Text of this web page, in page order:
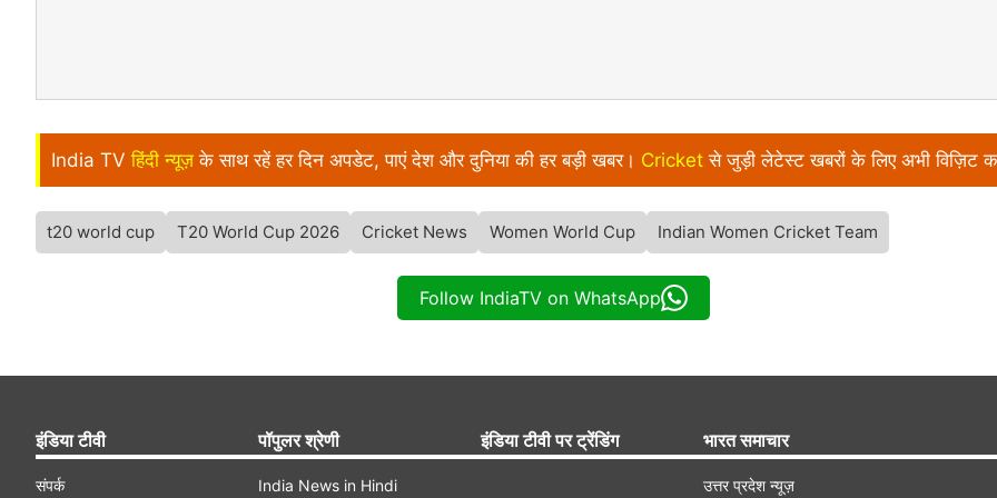
India TV हिंदी न्यूज़ के साथ रहें हर दिन अपडेट, पाएं देश और दुनिया की हर बड़ी खबर। Cricket से जुड़ी लेटेस्ट खबरों के लिए अभी विज़िट
t20 world cup T20 World Cup 2026 Cricket News Women World Cup Indian Women Cricket Team
Follow IndiaTV on WhatsApp
इंडिया टीवी
संपर्क
पॉपुलर श्रेणी
India News in Hindi
इंडिया टीवी पर ट्रेंडिंग भारत समाचार
उत्तर प्रदेश न्यूज़